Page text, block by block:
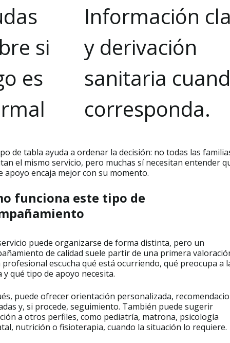
si
es
Información
y derivación
sanitaria
corresponda.
de tabla ayuda a ordenar la decisión: no todas las
el mismo servicio, pero muchas sí necesitan entender
apoyo encaja mejor con su momento.
funciona este tipo de
puede organizarse de forma distinta, pero un
de calidad suele partir de una primera
profesional escucha qué está ocurriendo, qué preocupa a
y qué tipo de apoyo necesita.
puede ofrecer orientación personalizada,
y, si procede, seguimiento. También puede sugerir
a otros perfiles, como pediatría, matrona, psicología
nutrición o fisioterapia, cuando la situación lo requiere.